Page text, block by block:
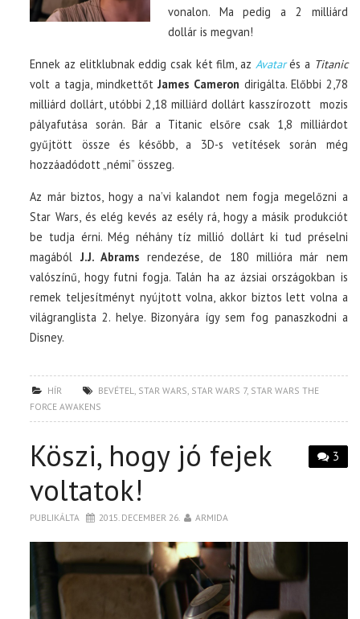
vonalon. Ma pedig a 2 milliárd
dollár is megvan!
Ennek az elitklubnak eddig csak két film, az Avatarés a Titanic
volt a tagja, mindkettőt James Cameron dirigálta. Előbbi 2,78
milliárd dollárt, utóbbi 2,18 milliárd dollárt kasszírozott mozis
pályafutása során. Bár a Titanic elsőre csak 1,8 milliárdot
gyűjtött össze és később, a 3D-s vetítések során még
hozzáadódott „némi” összeg.
Az már biztos, hogy a na’vi kalandot nem fogja megelőzni a
Star Wars, és elég kevés az esély rá, hogy a másik produkciót
be tudja érni. Még néhány tíz millió dollárt ki tud préselni
magából J.J. Abrams rendezése, de 180 millióra már nem
valószínű, hogy futni fogja. Talán ha az ázsiai országokban is
remek teljesítményt nyújtott volna, akkor biztos lett volna a
világranglista 2. helye. Bizonyára így sem fog panaszkodni a
Disney.
HÍR BEVÉTEL STAR WARS STAR WARS 7, STAR WARS THE
FORCE AWAKENS
3
Köszi, hogy jó fejek
voltatok!
PUBLIKÁLTA 2015. DECEMBER 26. ARMIDA